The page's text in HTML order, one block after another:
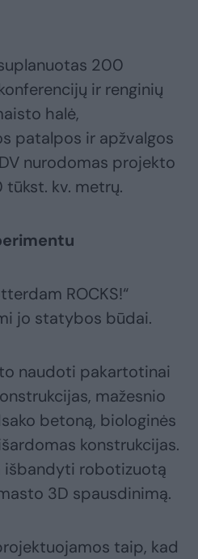
200
ir renginių
halė,
patalpos ir apžvalgos
nurodomas projekto
kv. metrų.
ROCKS!“
jo statybos būdai.
naudoti pakartotinai
mažesnio
betoną, biologinės
konstrukcijas.
išbandyti robotizuotą
3D spausdinimą.
taip, kad